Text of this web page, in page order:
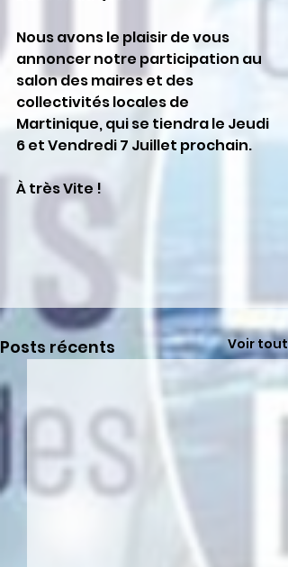
Nous avons le plaisir de vous
annoncer notre participation au
salon des maires et des
collectivités locales de
Martinique, qui se tiendra le Jeudi
6 et Vendredi 7 Juillet prochain.
À très Vite !
Posts récents Voir tout